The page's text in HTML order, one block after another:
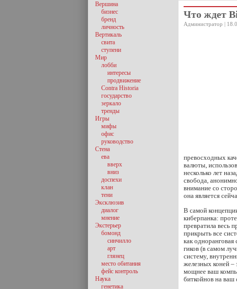
Что ждет
Администратор |
превосходных
валюты,
несколько лет
свобода,
внимание со
она является
В самой
киберпанка:
превратила весь
прикрыть все
как
гиков (в самом
систему,
железных коней –
мощнее ваш
биткойнов на ваш
Вершина
бизнес
бренд
личность
Вертикаль
свита
ступени
Мир
лобби
интересы
продвижение
Contra Historia
государство
зеркало
тренды
Игры
мифы
офис
руководство
Стена
ева
вверх
вниз
доспехи
клан
тени
Эксклюзив
диалог
мнение
Экстерьер
бомонд
синчилло
арт
глянец
место обитания
фейс контроль
Наука
генетика